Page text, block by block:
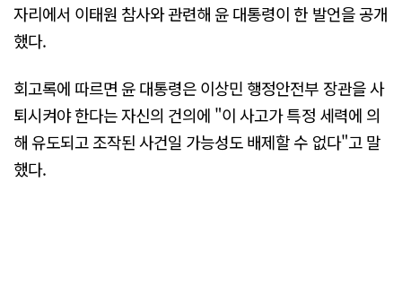
자리에서 이태원 참사와 관련해 윤 대통령이 한 발언을 공개
했다.
회고록에 따르면 윤 대통령은 이상민 행정안전부 장관을 사
퇴시켜야 한다는 자신의 건의에 "이 사고가 특정 세력에 의
해 유도되고 조작된 사건일 가능성도 배제할 수 없다"고 말
했다.